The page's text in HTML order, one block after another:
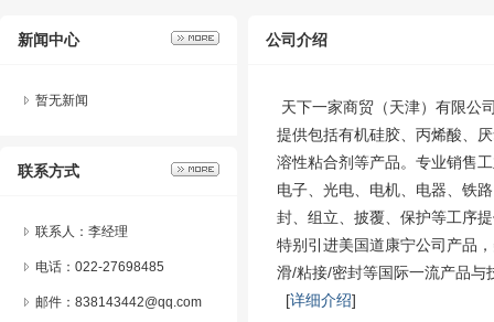
新闻中心
暂无新闻
联系方式
联系人：李经理
电话：022-27698485
邮件：838143442@qq.com
公司介绍
天下一家商贸（天津）有限公
提供包括有机硅胶、丙烯酸、
溶性粘合剂等产品。专业销售
电子、光电、电机、电器、铁
封、组立、披覆、保护等工序
特别引进美国道康宁公司产品
滑/粘接/密封等国际一流产品与
[详细介绍]